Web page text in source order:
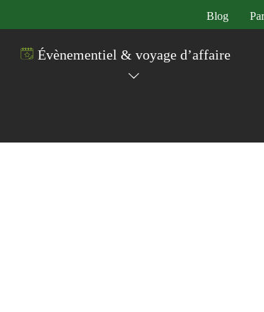
Blog
Évènementiel & voyage d’affaire